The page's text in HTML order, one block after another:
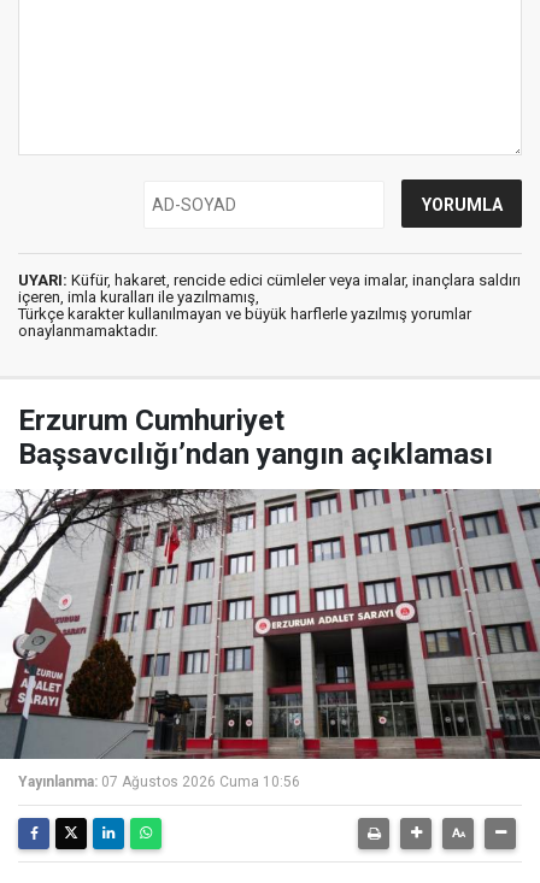
UYARI: Küfür, hakaret, rencide edici cümleler veya imalar, inançlara saldırı
içeren, imla kuralları ile yazılmamış,
Türkçe karakter kullanılmayan ve büyük harflerle yazılmış yorumlar
onaylanmamaktadır.
Erzurum Cumhuriyet
Başsavcılığı’ndan yangın açıklaması
Yayınlanma: 07 Ağustos 2026 Cuma 10:56